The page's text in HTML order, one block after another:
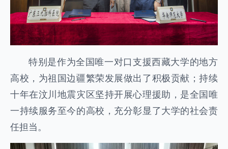
特别是作为全国唯一对口支援西藏大学的地方
高校，为祖国边疆繁荣发展做出了积极贡献；持续
十年在汶川地震灾区坚持开展心理援助，是全国唯
一持续服务至今的高校，充分彰显了大学的社会责
任担当。